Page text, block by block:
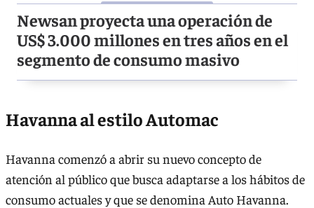
Newsan proyecta una operación de
US$ 3.000 millones en tres años en el
segmento de consumo masivo
Havanna al estilo Automac
Havanna comenzó a abrir su nuevo concepto de
atención al público que busca adaptarse a los hábitos de
consumo actuales y que se denomina Auto Havanna.